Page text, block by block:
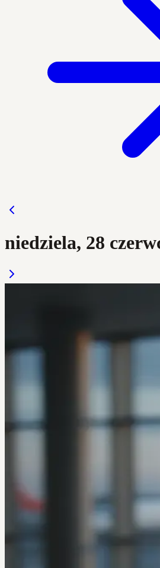
niedziela, 28